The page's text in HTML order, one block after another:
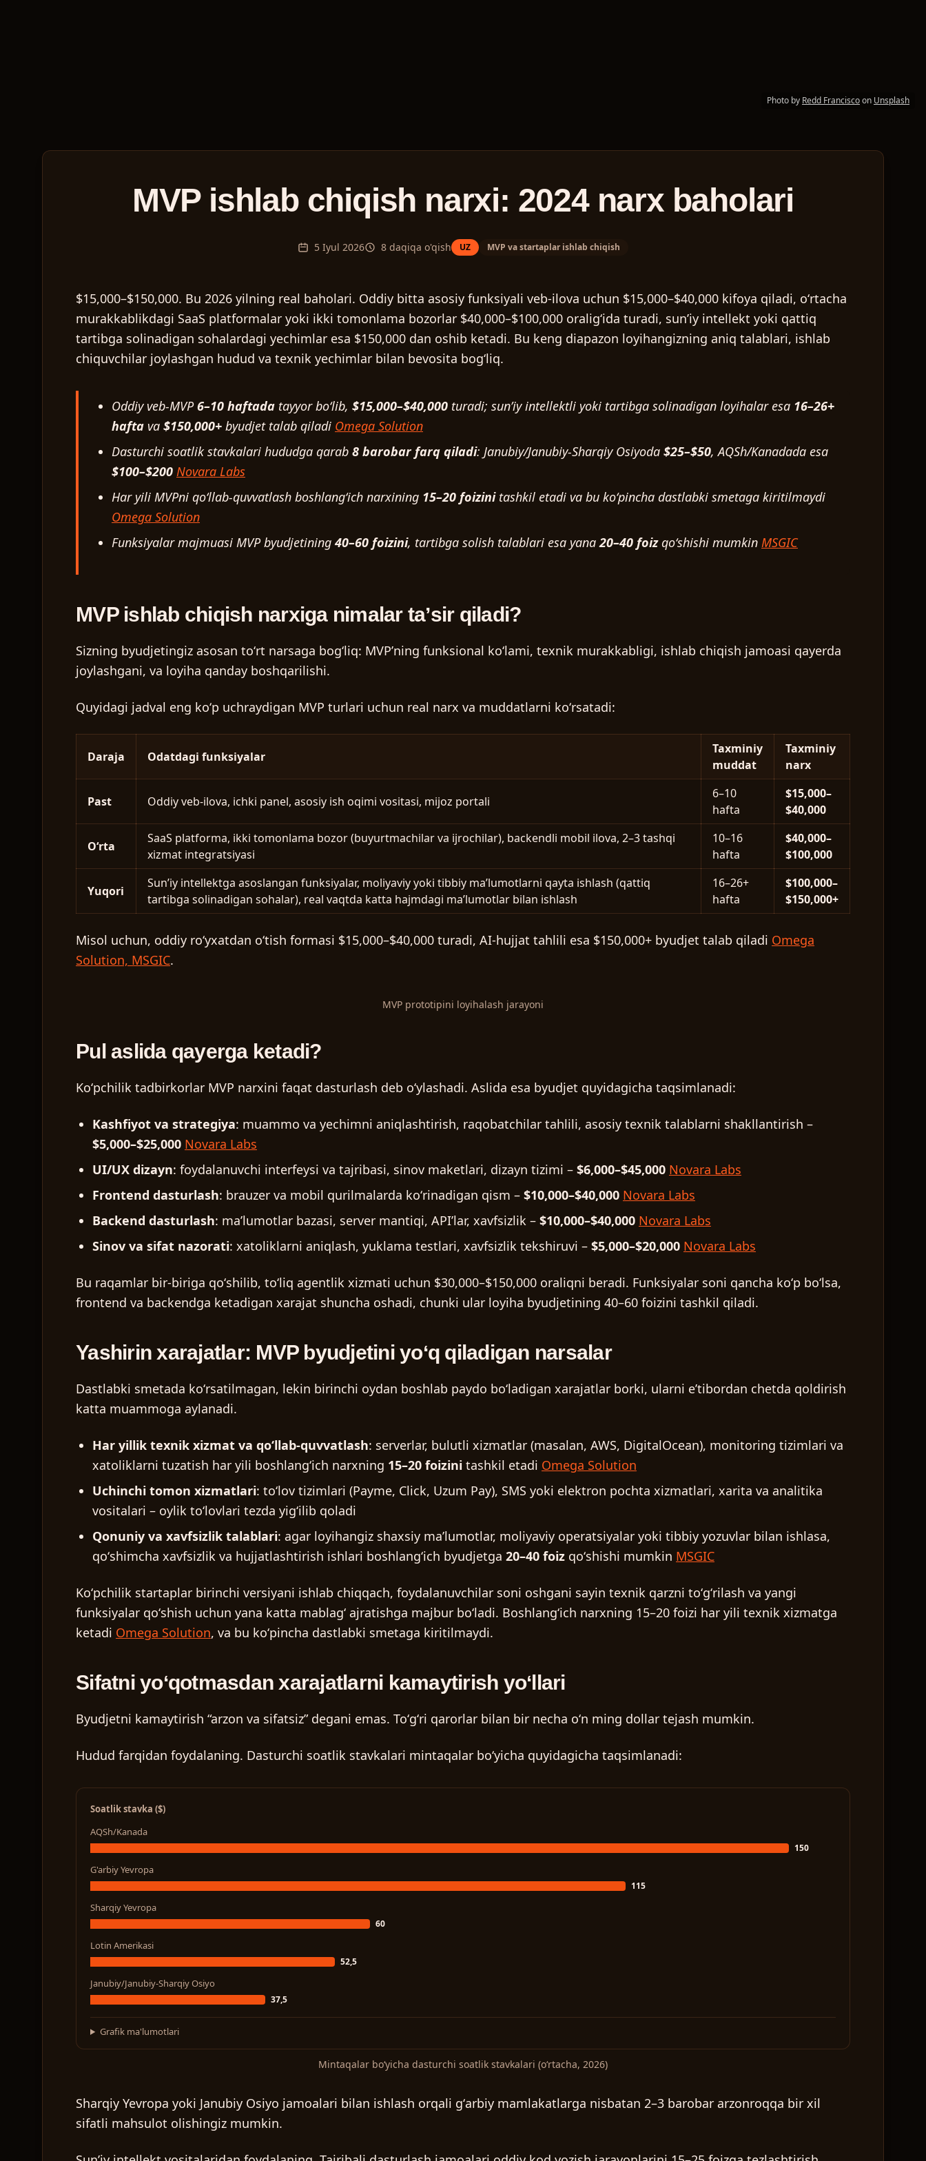
UZ
Photo by Redd Franciscoon Unsplash
MVP ishlab chiqish narxi: 2024 narx baholari
5 Iyul 2026 8 daqiqa o'qish UZ MVP va startaplar ishlab chiqish
$15,000–$150,000. Bu 2026 yilning real baholari. Oddiy bitta asosiy funksiyali veb-ilova uchun $15,000–$40,000 kifoya qiladi, oʻrtacha
murakkablikdagi SaaS platformalar yoki ikki tomonlama bozorlar $40,000–$100,000 oraligʻida turadi, sunʼiy intellekt yoki qattiq
tartibga solinadigan sohalardagi yechimlar esa $150,000 dan oshib ketadi. Bu keng diapazon loyihangizning aniq talablari, ishlab
chiquvchilar joylashgan hudud va texnik yechimlar bilan bevosita bogʻliq.
Oddiy veb-MVP6–10 haftada tayyor boʻlib, $15,000–$40,000 turadi; sunʼiy intellektli yoki tartibga solinadigan loyihalar esa 16–26+
hafta va $150,000+ byudjet talab qiladi Omega Solution
Dasturchi soatlik stavkalari hududga qarab 8 barobar farq qiladi: Janubiy/Janubiy-Sharqiy Osiyoda $25–$50, AQSh/Kanadada esa
$100–$200 Novara Labs
Har yili MVPni qoʻllab-quvvatlash boshlangʻich narxining 15–20 foizinitashkil etadi va bu koʻpincha dastlabki smetaga kiritilmaydi
Omega Solution
Funksiyalar majmuasi MVP byudjetining 40–60 foizini, tartibga solish talablari esa yana20–40 foizqoʻshishi mumkin MSGIC
MVP ishlab chiqish narxiga nimalar taʼsir qiladi?
Sizning byudjetingiz asosan toʻrt narsaga bogʻliq: MVPʼning funksional koʻlami, texnik murakkabligi, ishlab chiqish jamoasi qayerda
joylashgani, va loyiha qanday boshqarilishi.
Quyidagi jadval eng koʻp uchraydigan MVP turlari uchun real narx va muddatlarni koʻrsatadi:
Daraja Odatdagi funksiyalar
Taxminiy
muddat
Taxminiy
narx
Past Oddiy veb-ilova, ichki panel, asosiy ish oqimi vositasi, mijoz portali
6–10
hafta
$15,000–
$40,000
Oʻrta
SaaS platforma, ikki tomonlama bozor (buyurtmachilar va ijrochilar), backendli mobil ilova, 2–3 tashqi
xizmat integratsiyasi
10–16
hafta
$40,000–
$100,000
Yuqori
Sunʼiy intellektga asoslangan funksiyalar, moliyaviy yoki tibbiy maʼlumotlarni qayta ishlash (qattiq
tartibga solinadigan sohalar), real vaqtda katta hajmdagi maʼlumotlar bilan ishlash
16–26+
hafta
$100,000–
$150,000+
Misol uchun, oddiy roʻyxatdan oʻtish formasi $15,000–$40,000 turadi, AI-hujjat tahlili esa $150,000+ byudjet talab qiladi Omega
Solution, MSGIC.
MVP prototipini loyihalash jarayoni
Pul aslida qayerga ketadi?
Koʻpchilik tadbirkorlar MVP narxini faqat dasturlash deb oʻylashadi. Aslida esa byudjet quyidagicha taqsimlanadi:
Kashfiyot va strategiya: muammo va yechimni aniqlashtirish, raqobatchilar tahlili, asosiy texnik talablarni shakllantirish –
$5,000–$25,000 Novara Labs
UI/UX dizayn: foydalanuvchi interfeysi va tajribasi, sinov maketlari, dizayn tizimi – $6,000–$45,000 Novara Labs
Frontend dasturlash: brauzer va mobil qurilmalarda koʻrinadigan qism – $10,000–$40,000 Novara Labs
Backend dasturlash: maʼlumotlar bazasi, server mantiqi, APIʼlar, xavfsizlik – $10,000–$40,000 Novara Labs
Sinov va sifat nazorati: xatoliklarni aniqlash, yuklama testlari, xavfsizlik tekshiruvi – $5,000–$20,000 Novara Labs
Bu raqamlar bir-biriga qoʻshilib, toʻliq agentlik xizmati uchun $30,000–$150,000 oraliqni beradi. Funksiyalar soni qancha koʻp boʻlsa,
frontend va backendga ketadigan xarajat shuncha oshadi, chunki ular loyiha byudjetining 40–60 foizini tashkil qiladi.
Yashirin xarajatlar: MVP byudjetini yoʻq qiladigan narsalar
Dastlabki smetada koʻrsatilmagan, lekin birinchi oydan boshlab paydo boʻladigan xarajatlar borki, ularni eʼtibordan chetda qoldirish
katta muammoga aylanadi.
Har yillik texnik xizmat va qoʻllab-quvvatlash: serverlar, bulutli xizmatlar (masalan, AWS, DigitalOcean), monitoring tizimlari va
xatoliklarni tuzatish har yili boshlangʻich narxning 15–20 foizini tashkil etadi Omega Solution
Uchinchi tomon xizmatlari: toʻlov tizimlari (Payme, Click, Uzum Pay), SMS yoki elektron pochta xizmatlari, xarita va analitika
vositalari – oylik toʻlovlari tezda yigʻilib qoladi
Qonuniy va xavfsizlik talablari: agar loyihangiz shaxsiy maʼlumotlar, moliyaviy operatsiyalar yoki tibbiy yozuvlar bilan ishlasa,
qoʻshimcha xavfsizlik va hujjatlashtirish ishlari boshlangʻich byudjetga 20–40 foiz qoʻshishi mumkin MSGIC
Koʻpchilik startaplar birinchi versiyani ishlab chiqqach, foydalanuvchilar soni oshgani sayin texnik qarzni toʻgʻrilash va yangi
funksiyalar qoʻshish uchun yana katta mablagʻ ajratishga majbur boʻladi. Boshlangʻich narxning 15–20 foizi har yili texnik xizmatga
ketadi Omega Solution, va bu koʻpincha dastlabki smetaga kiritilmaydi.
Sifatni yoʻqotmasdan xarajatlarni kamaytirish yoʻllari
Byudjetni kamaytirish “arzon va sifatsiz” degani emas. Toʻgʻri qarorlar bilan bir necha oʻn ming dollar tejash mumkin.
Hudud farqidan foydalaning. Dasturchi soatlik stavkalari mintaqalar boʻyicha quyidagicha taqsimlanadi:
Soatlik stavka ($)
AQSh/Kanada
150
G'arbiy Yevropa
115
Sharqiy Yevropa
60
Lotin Amerikasi
52,5
Janubiy/Janubiy-Sharqiy Osiyo
37,5
Grafik ma'lumotlari
Mintaqalar boʻyicha dasturchi soatlik stavkalari (oʻrtacha, 2026)
Sharqiy Yevropa yoki Janubiy Osiyo jamoalari bilan ishlash orqali gʻarbiy mamlakatlarga nisbatan 2–3 barobar arzonroqqa bir xil
sifatli mahsulot olishingiz mumkin.